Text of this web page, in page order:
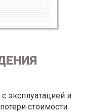
эксплуатацией и
стоимости